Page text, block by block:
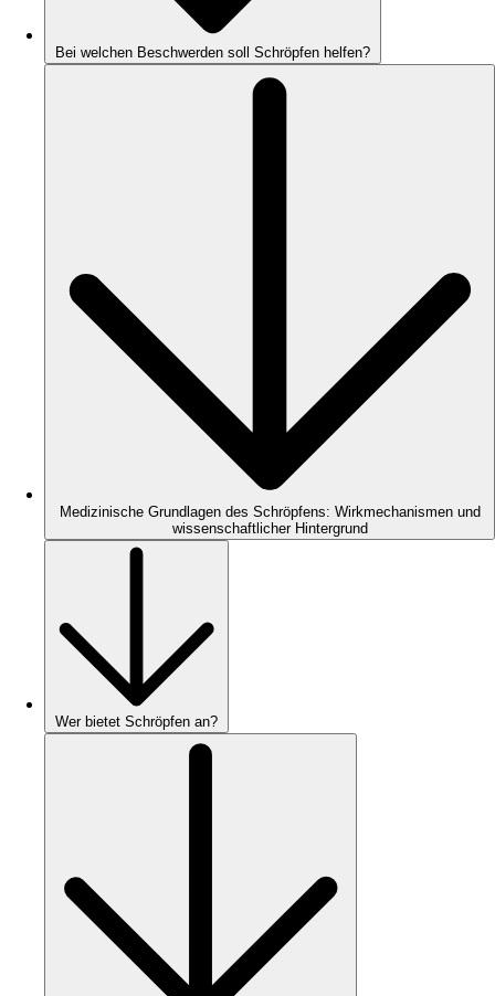
Bei welchen Beschwerden soll Schröpfen helfen?
Medizinische Grundlagen des Schröpfens: Wirkmechanismen und
wissenschaftlicher Hintergrund
Wer bietet Schröpfen an?